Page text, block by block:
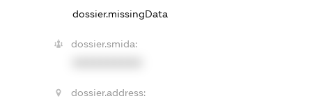
dossier.missingData
dossier.smida:
dossier.address: